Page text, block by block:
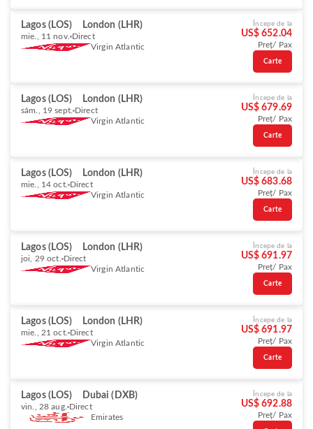
Lagos (LOS) London (LHR)
mie., 11 nov. Direct
Virgin Atlantic
Începe de la
US$ 652.04
Preț/ Pax
Carte
Lagos (LOS) London (LHR)
sâm., 19 sept. Direct
Virgin Atlantic
Începe de la
US$ 679.69
Preț/ Pax
Carte
Lagos (LOS) London (LHR)
mie., 14 oct. Direct
Virgin Atlantic
Începe de la
US$ 683.68
Preț/ Pax
Carte
Lagos (LOS) London (LHR)
joi, 29 oct. Direct
Virgin Atlantic
Începe de la
US$ 691.97
Preț/ Pax
Carte
Lagos (LOS) London (LHR)
mie., 21 oct. Direct
Virgin Atlantic
Începe de la
US$ 691.97
Preț/ Pax
Carte
Lagos (LOS) Dubai (DXB)
vin., 28 aug. Direct
Emirates
Începe de la
US$ 692.88
Preț/ Pax